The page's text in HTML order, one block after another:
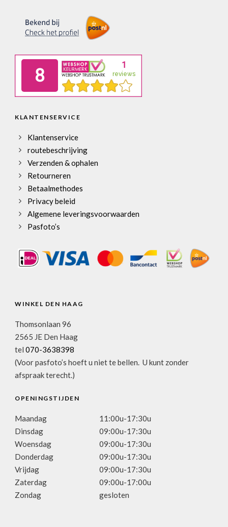
KLANTENSERVICE
Klantenservice
routebeschrijving
Verzenden & ophalen
Retourneren
Betaalmethodes
Privacy beleid
Algemene leveringsvoorwaarden
Pasfoto’s
WINKEL DEN HAAG
Thomsonlaan 96
2565 JE Den Haag
tel 070-3638398
(Voor pasfoto’s hoeft u niet te bellen. U kunt zonder
afspraak terecht.)
OPENINGSTIJDEN
Maandag
11:00u-17:30u
Dinsdag
09:00u-17:30u
Woensdag
09:00u-17:30u
Donderdag
09:00u-17:30u
Vrijdag
09:00u-17:30u
Zaterdag
09:00u-17:00u
Zondag
gesloten